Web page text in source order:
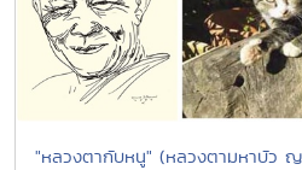
"หลวงตากับหนู" (หลวงตามหาบัว